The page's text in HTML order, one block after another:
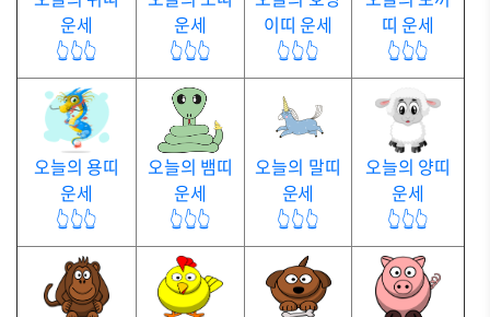
운세
👆👆👆
운세
👆👆👆
이띠 운세
👆👆👆
띠 운세
👆👆👆
오늘의 용띠
운세
👆👆👆
오늘의 뱀띠
운세
👆👆👆
오늘의 말띠
운세
👆👆👆
오늘의 양띠
운세
👆👆👆